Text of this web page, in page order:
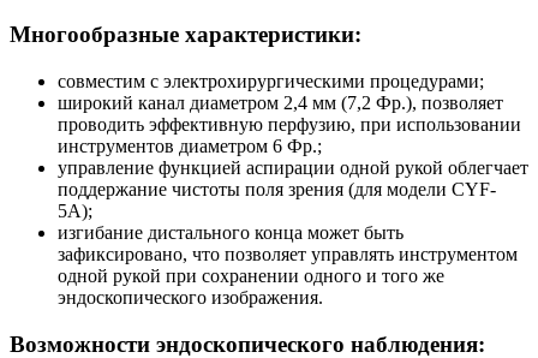
Многообразные характеристики:
совместим с электрохирургическими процедурами;
широкий канал диаметром 2,4 мм (7,2 Фр.), позволяет
проводить эффективную перфузию, при использовании
инструментов диаметром 6 Фр.;
управление функцией аспирации одной рукой облегчает
поддержание чистоты поля зрения (для модели CYF-
5A);
изгибание дистального конца может быть
зафиксировано, что позволяет управлять инструментом
одной рукой при сохранении одного и того же
эндоскопического изображения.
Возможности эндоскопического наблюдения: